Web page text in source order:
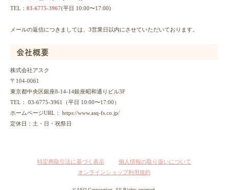
TEL： 03-6775-3967(平日 10:00〜17:00)
メールの返信につきましては、3営業日以内にさせていただいております。
会社概要
株式会社アスク
〒104-0061
東京都中央区銀座8-14-14銀座昭和通りビル3F
TEL： 03-6775-3961
（平日 10:00〜17:00）
ホームページURL： https://www.asq-fs.co.jp/
定休日：土・日・祝祭日
特定商取引法に基づく表示
個人情報の取り扱いについて
オンラインショップ利用規約